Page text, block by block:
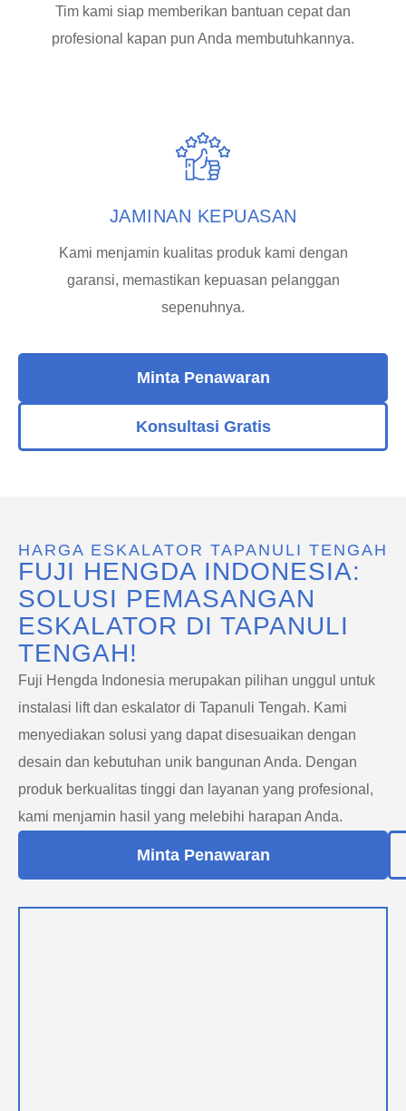
Tim kami siap memberikan bantuan cepat dan
profesional kapan pun Anda membutuhkannya.
JAMINAN KEPUASAN
Kami menjamin kualitas produk kami dengan
garansi, memastikan kepuasan pelanggan
sepenuhnya.
Minta Penawaran
Konsultasi Gratis
HARGA ESKALATOR TAPANULI TENGAH
FUJI HENGDA INDONESIA:
SOLUSI PEMASANGAN
ESKALATOR DI TAPANULI
TENGAH!
Fuji Hengda Indonesia merupakan pilihan unggul untuk
instalasi lift dan eskalator di Tapanuli Tengah. Kami
menyediakan solusi yang dapat disesuaikan dengan
desain dan kebutuhan unik bangunan Anda. Dengan
produk berkualitas tinggi dan layanan yang profesional,
kami menjamin hasil yang melebihi harapan Anda.
Minta Penawaran